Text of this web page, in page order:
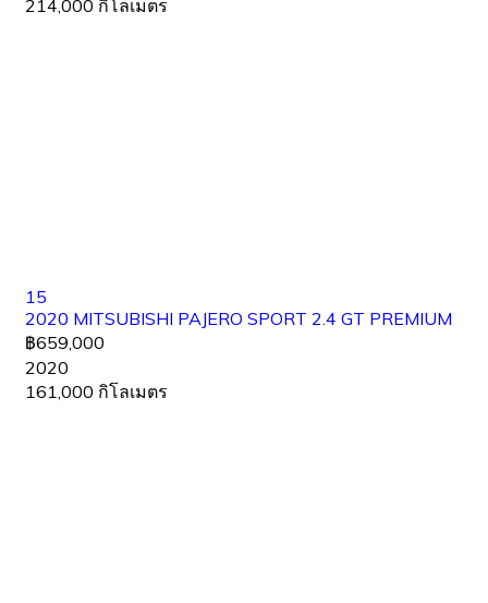
214,000 กิโลเมตร
15
2020 MITSUBISHI PAJERO SPORT 2.4 GT PREMIUM
฿659,000
2020
161,000 กิโลเมตร